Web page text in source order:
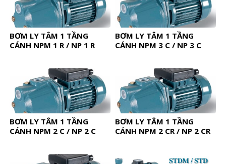
BƠM LY TÂM 1 TẦNG
CÁNH NPM 1 R / NP 1 R
BƠM LY TÂM 1 TẦNG
CÁNH NPM 3 C / NP 3 C
BƠM LY TÂM 1 TẦNG
CÁNH NPM 2 C / NP 2 C
BƠM LY TÂM 1 TẦNG
CÁNH NPM 2 CR / NP 2 CR